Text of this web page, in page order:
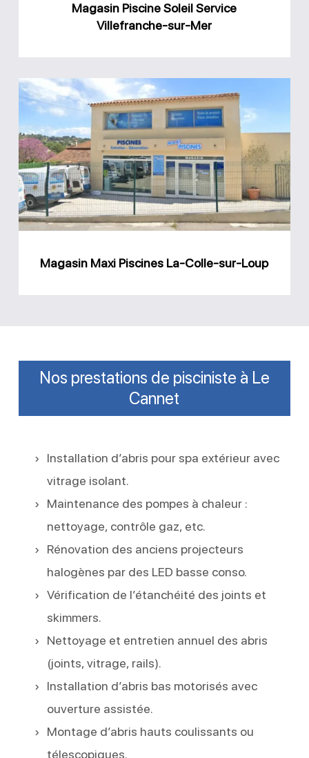
Magasin Piscine Soleil Service
Villefranche-sur-Mer
Magasin
Maxi
Piscines
La-
Colle-
sur-
Loup
Magasin Maxi Piscines La-Colle-sur-Loup
Nos prestations de pisciniste à Le
Cannet
Installation d’abris pour spa extérieur avec
vitrage isolant.
Maintenance des pompes à chaleur :
nettoyage, contrôle gaz, etc.
Rénovation des anciens projecteurs
halogènes par des LED basse conso.
Vérification de l’étanchéité des joints et
skimmers.
Nettoyage et entretien annuel des abris
(joints, vitrage, rails).
Installation d’abris bas motorisés avec
ouverture assistée.
Montage d’abris hauts coulissants ou
télescopiques.